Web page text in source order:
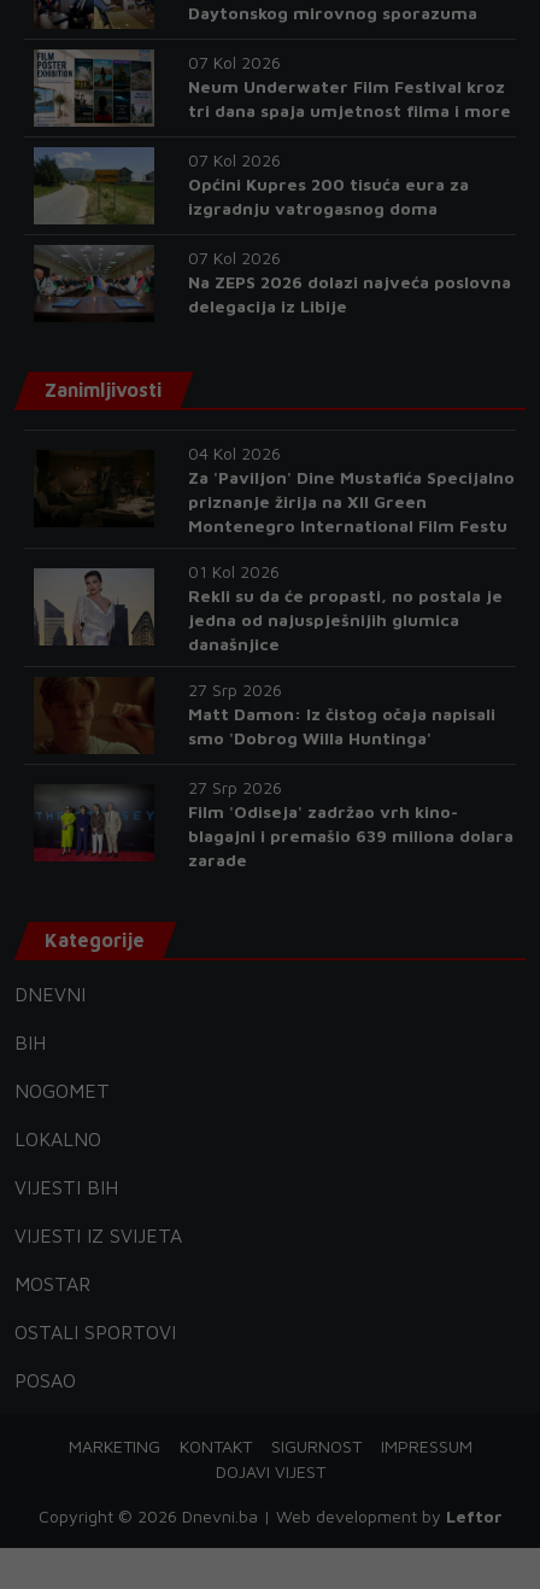
Daytonskog mirovnog sporazuma
07 Kol 2026
Neum Underwater Film Festival kroz
tri dana spaja umjetnost filma i more
07 Kol 2026
Općini Kupres 200 tisuća eura za
izgradnju vatrogasnog doma
07 Kol 2026
Na ZEPS 2026 dolazi najveća poslovna
delegacija iz Libije
Zanimljivosti
04 Kol 2026
Za 'Paviljon' Dine Mustafića Specijalno
priznanje žirija na XII Green
Montenegro International Film Festu
01 Kol 2026
Rekli su da će propasti, no postala je
jedna od najuspješnijih glumica
današnjice
27 Srp 2026
Matt Damon: Iz čistog očaja napisali
smo 'Dobrog Willa Huntinga'
27 Srp 2026
Film 'Odiseja' zadržao vrh kino-
blagajni i premašio 639 miliona dolara
zarade
Kategorije
DNEVNI
BIH
NOGOMET
LOKALNO
VIJESTI BIH
VIJESTI IZ SVIJETA
MOSTAR
OSTALI SPORTOVI
POSAO
MARKETING KONTAKT SIGURNOST
IMPRESSUM
DOJAVI VIJEST
Copyright © 2026 Dnevni.ba | Web development by Leftor